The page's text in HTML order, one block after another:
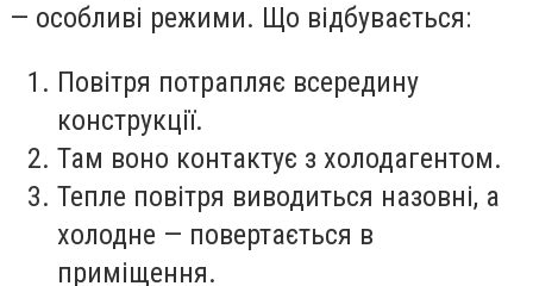
— особливі режими. Що відбувається:
Повітря потрапляє всередину
конструкції.
Там воно контактує з холодагентом.
Тепле повітря виводиться назовні, а
холодне — повертається в
приміщення.